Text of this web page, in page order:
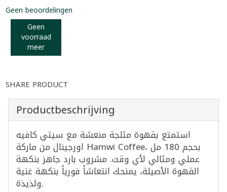
Geen beoordelingen
Geen
voorraad
meer
SHARE PRODUCT
Productbeschrijving
استمتع بقهوة مثلجة منعشة مع سيتي كافيه
اورجينال من ماركة Hamwi Coffee، بحجم 180 مل
عملي ومثالي لأي وقت. مشروب بارد جاهز بنكهة
القهوة الأصيلة، يمنحك انتعاشاً فورياً بنكهة غنية
ولذيذة.